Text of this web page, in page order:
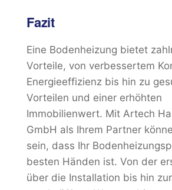
Fazit
Eine Bodenheizung bietet
Vorteile, von verbessertem
Energieeffizienz bis hin zu
Vorteilen und einer erhöhten
Immobilienwert. Mit Artech
GmbH als Ihrem Partner
sein, dass Ihr
besten Händen ist. Von der
über die Installation bis hin zur